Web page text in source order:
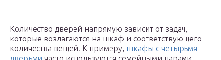
Количество дверей напрямую зависит от задач,
которые возлагаются на шкаф и соответствующего
количества вещей. К примеру, шкафы с четырьмя
дверьми часто используются семейными парами,